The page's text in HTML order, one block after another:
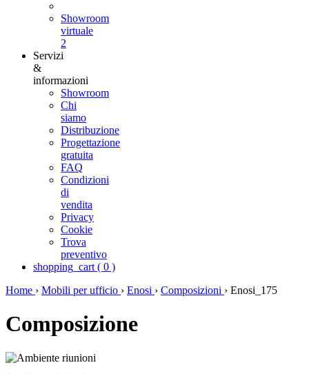
Showroom
virtuale
2
Servizi
&
informazioni
Showroom
Chi
siamo
Distribuzione
Progettazione
gratuita
FAQ
Condizioni
di
vendita
Privacy
Cookie
Trova
preventivo
shopping_cart ( 0 )
Home › Mobili per ufficio › Enosi › Composizioni › Enosi_175
Composizione